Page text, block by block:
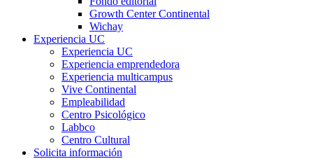
Growth Center Continental
Wichay
Experiencia UC
Experiencia UC
Experiencia emprendedora
Experiencia multicampus
Vive Continental
Empleabilidad
Centro Psicológico
Labbco
Centro Cultural
Solicita información